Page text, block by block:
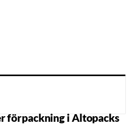
förpackning i Altopacks